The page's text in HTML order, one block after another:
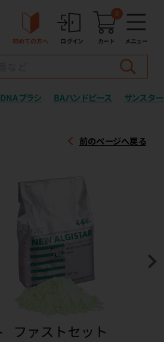
初めての方へ ログイン カート
0
メニュー
DNAブラシ BAハンドピース サンスター
前のページへ戻る